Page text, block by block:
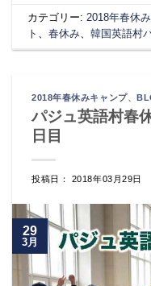
カテゴリー:2018年春休
ト 、春休み、韓国英語村
2018年春休みキャンプ、
パジュ英語村春
日目
投稿日： 2018年03月29日
29
3月